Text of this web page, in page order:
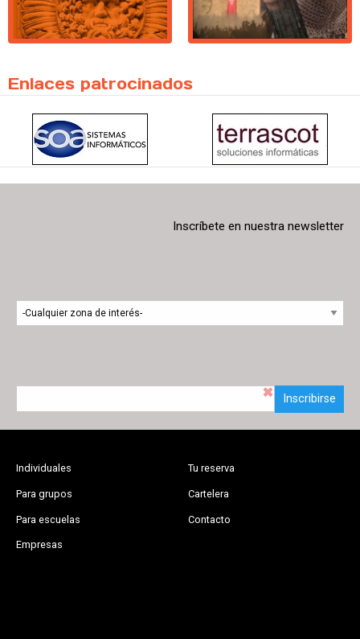
Enlaces patrocinados
Inscríbete en nuestra newsletter
Inscribirse
Individuales
Para grupos
Para escuelas
Empresas
Tu reserva
Cartelera
Contacto